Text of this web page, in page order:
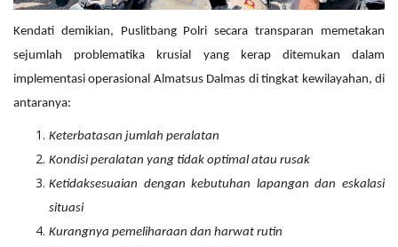
Kendati demikian, Puslitbang Polri secara transparan memetakan
sejumlah problematika krusial yang kerap ditemukan dalam
implementasi operasional Almatsus Dalmas di tingkat kewilayahan, di
antaranya:
Keterbatasan jumlah peralatan
Kondisi peralatan yang tidak optimal atau rusak
Ketidaksesuaian dengan kebutuhan lapangan dan eskalasi
situasi
Kurangnya pemeliharaan dan harwat rutin